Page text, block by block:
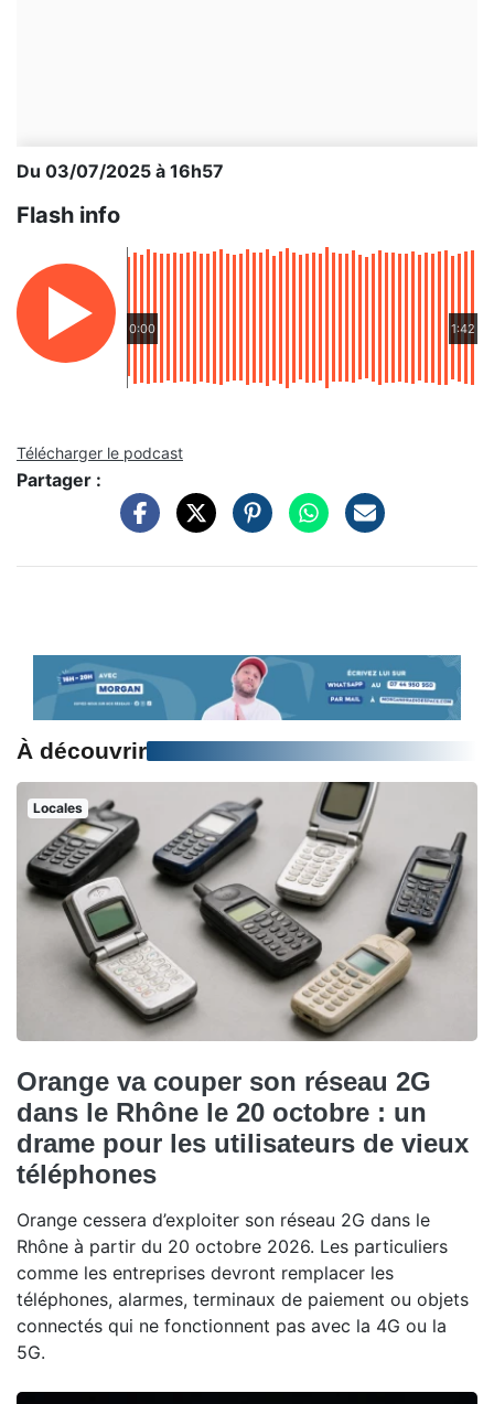
Du 03/07/2025 à 16h57
Flash info
0:00 1:42
Télécharger le podcast
Partager :
À découvrir
Locales
Orange va couper son réseau 2G
dans le Rhône le 20 octobre : un
drame pour les utilisateurs de vieux
téléphones
Orange cessera d’exploiter son réseau 2G dans le
Rhône à partir du 20 octobre 2026. Les particuliers
comme les entreprises devront remplacer les
téléphones, alarmes, terminaux de paiement ou objets
connectés qui ne fonctionnent pas avec la 4G ou la
5G.